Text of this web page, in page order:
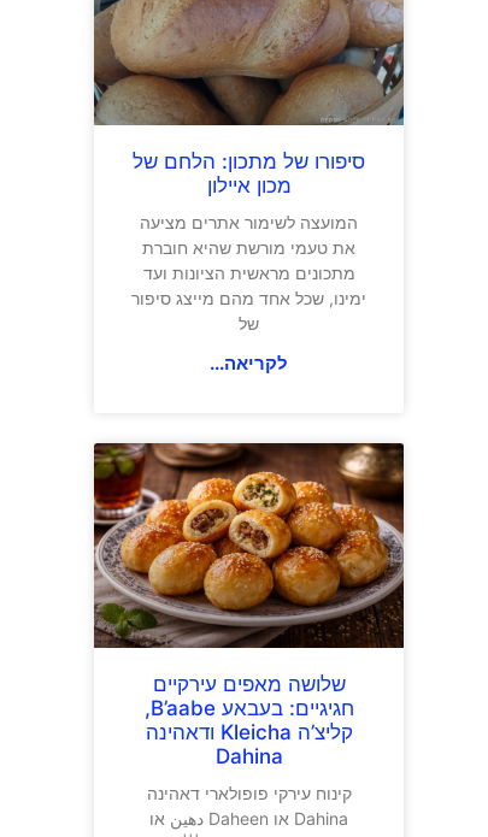
סיפורו של מתכון: הלחם של
מכון איילון
המועצה לשימור אתרים מציעה
את טעמי מורשת שהיא חוברת
מתכונים מראשית הציונות ועד
ימינו, שכל אחד מהם מייצג סיפור
של
לקריאה...
שלושה מאפים עירקיים
חגיגיים: בעבאע B’aabe,
קליצ’ה Kleicha ודאהינה
Dahina
קינוח עירקי פופולארי דאהינה
Dahina או Daheen دهين או